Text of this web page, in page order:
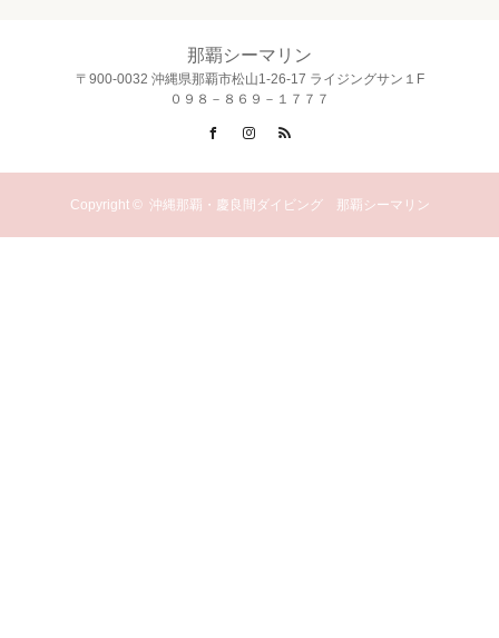
那覇シーマリン
〒900-0032 沖縄県那覇市松山1-26-17 ライジングサン１F
０９８－８６９－１７７７
FacebookInstagram
Copyright © 沖縄那覇・慶良間ダイビング 那覇シーマリン